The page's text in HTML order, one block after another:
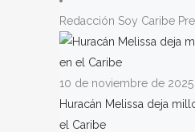
Redacción Soy Caribe
10 de noviembre de 2025
Huracán Melissa deja
el Caribe